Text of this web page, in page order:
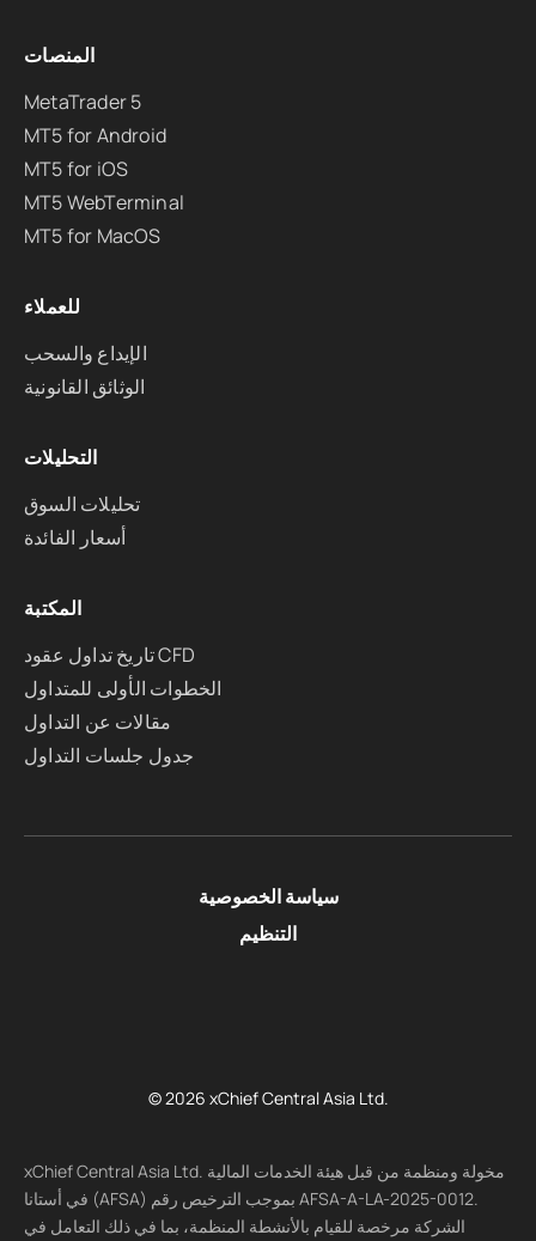
المنصات
MetaTrader 5
MT5 for Android
MT5 for iOS
MT5 WebTerminal
MT5 for MacOS
للعملاء
الإيداع والسحب
الوثائق القانونية
التحليلات
تحليلات السوق
أسعار الفائدة
المكتبة
تاريخ تداول عقود CFD
الخطوات الأولى للمتداول
مقالات عن التداول
جدول جلسات التداول
سياسة الخصوصية
التنظيم
© 2026 xChief Central Asia Ltd.
xChief Central Asia Ltd. مخولة ومنظمة من قبل هيئة الخدمات المالية
في أستانا (AFSA) بموجب الترخيص رقم AFSA-A-LA-2025-0012.
الشركة مرخصة للقيام بالأنشطة المنظمة، بما في ذلك التعامل في